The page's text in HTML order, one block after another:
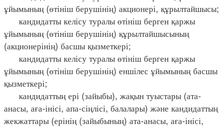
ұйымының (өтініш берушінің) акционері, құрылтайшысы;
кандидатты келісу туралы өтініш берген қаржы
ұйымының (өтініш берушінің) құрылтайшысының
(акционерінің) басшы қызметкері;
кандидатты келісу туралы өтініш берген қаржы
ұйымының (өтініш берушінің) еншілес ұйымының басшы
қызметкері;
кандидаттың ері (зайыбы), жақын туыстары (ата-
анасы, аға-інісі, апа-сіңлісі, балалары) және кандидаттың
жекжаттары (ерінің (зайыбының) ата-анасы, аға-інісі,